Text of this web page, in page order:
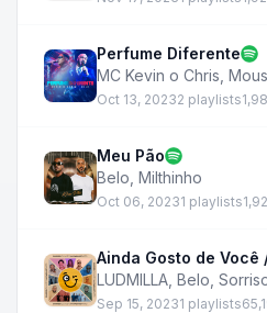
Perfume Diferente
MC Kevin o Chris
Oct 13, 20232 playlists
Meu Pão
Belo Milthinho
Oct 06, 20231 playlists
Ainda Gosto de Você
LUDMILLA Belo
Sep 15, 20231 playlists